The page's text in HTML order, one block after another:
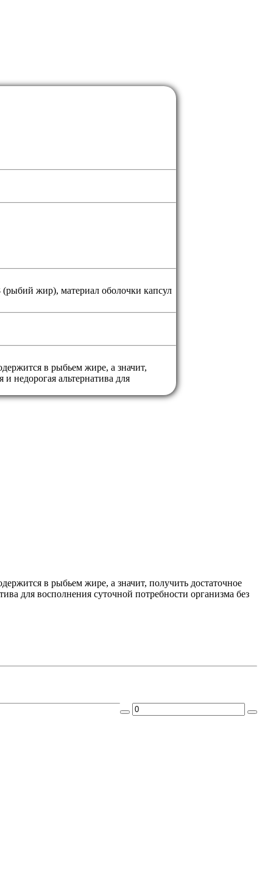
жир), материал оболочки капсул
в рыбьем жире, а значит,
недорогая альтернатива для
в рыбьем жире, а значит, получить достаточное
для восполнения суточной потребности организма без